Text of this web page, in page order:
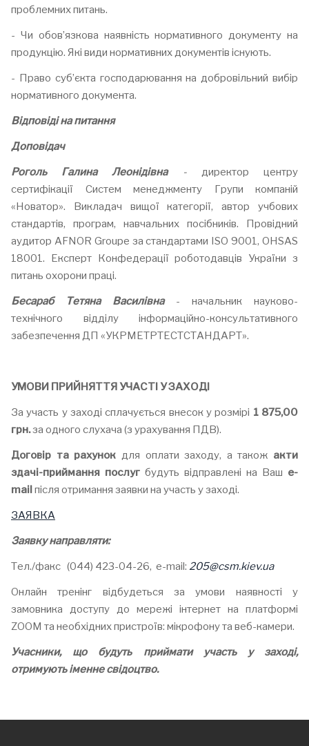
проблемних питань.
- Чи обов’язкова наявність нормативного документу на
продукцію. Які види нормативних документів існують.
- Право суб’єкта господарювання на добровільний вибір
нормативного документа.
Відповіді на питання
Доповідач
Роголь Галина Леонідівна -
директор центру
сертифікації Систем менеджменту Групи компаній
«Новатор». Викладач вищої категорії, автор учбових
стандартів, програм, навчальних посібників. Провідний
аудитор AFNOR Groupe за стандартами ISO 9001, OHSAS
18001. Експерт Конфедерації роботодавців України з
питань охорони праці.
Бесараб Тетяна Василівна- начальник науково-
технічного відділу інформаційно-консультативного
забезпечення ДП «УКРМЕТРТЕСТСТАНДАРТ».
УМОВИ ПРИЙНЯТТЯ УЧАСТІ У ЗАХОДІ
За участь у заході сплачується внесок у розмірі 1 875,00
грн.за одного слухача (з урахування ПДВ).
Договір та рахунок для оплати заходу, а також акти
здачі-приймання послуг будуть відправлені на Ваш е-
mailпісля отримання заявки на участь у заході.
ЗАЯВКА
Заявку направляти:
Тел./факс (044) 423-04-26, e-mail: 205@csm.kiev.ua
Онлайн тренінг відбудеться за умови наявності у
замовника доступу до мережі інтернет на платформі
ZOOM та необхідних пристроїв: мікрофону та веб-камери.
Учасники, що будуть приймати участь у заході,
отримують іменне свідоцтво.